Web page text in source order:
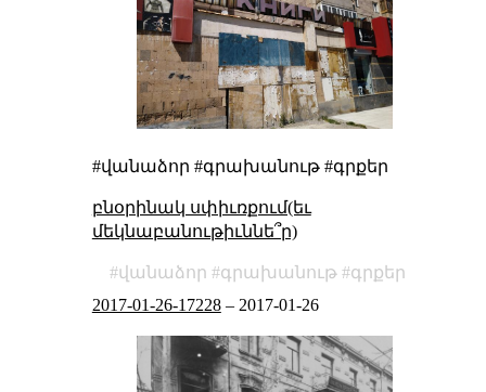
#վանաձոր #գրախանութ #գրքեր
բնօրինակ սփիւռքում(եւ
մեկնաբանութիւննե՞ր)
վանաձոր գրախանութ
գրքեր
2017-01-26-17228– 2017-01-26